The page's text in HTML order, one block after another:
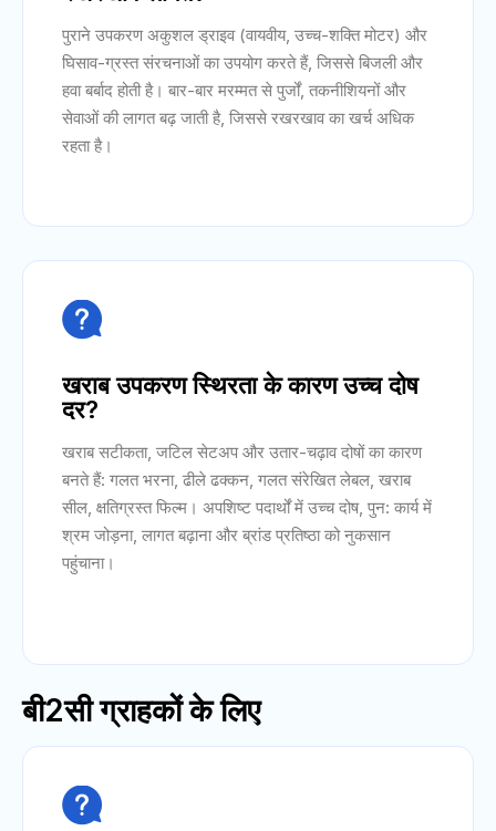
पुराने उपकरण अकुशल ड्राइव (वायवीय, उच्च-शक्ति मोटर) और
घिसाव-ग्रस्त संरचनाओं का उपयोग करते हैं, जिससे बिजली और
हवा बर्बाद होती है। बार-बार मरम्मत से पुर्जों, तकनीशियनों और
सेवाओं की लागत बढ़ जाती है, जिससे रखरखाव का खर्च अधिक
रहता है।

खराब उपकरण स्थिरता के कारण उच्च दोष
दर?
खराब सटीकता, जटिल सेटअप और उतार-चढ़ाव दोषों का कारण
बनते हैं: गलत भरना, ढीले ढक्कन, गलत संरेखित लेबल, खराब
सील, क्षतिग्रस्त फिल्म। अपशिष्ट पदार्थों में उच्च दोष, पुन: कार्य में
श्रम जोड़ना, लागत बढ़ाना और ब्रांड प्रतिष्ठा को नुकसान
पहुंचाना।
बी2सी ग्राहकों के लिए
